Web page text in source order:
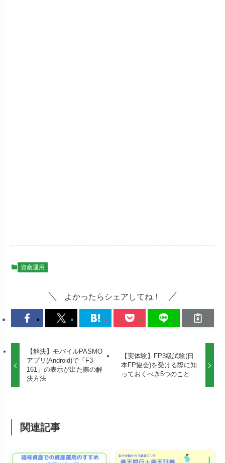
資産運用
よかったらシェアしてね！
【解決】モバイルPASMO
アプリ(Android)で「F3-
161」の表示が出た際の解
決方法
【実体験】FP3級試験(日
本FP協会)を受ける際に知
っておくべき5つのこと
関連記事